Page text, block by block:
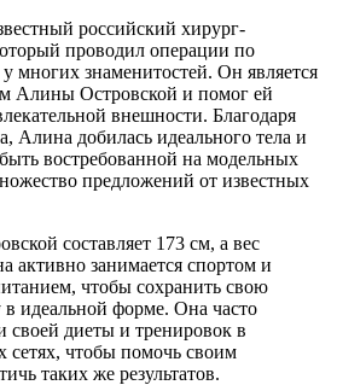
российский хирург-
проводил операции по
многих знаменитостей. Он является
Алины Островской и помог ей
внешности. Благодаря
Алина добилась идеального тела и
востребованной на модельных
предложений от известных
составляет 173 см, а вес
активно занимается спортом и
чтобы сохранить свою
идеальной форме. Она часто
своей диеты и тренировок в
сетях, чтобы помочь своим
таких же результатов.